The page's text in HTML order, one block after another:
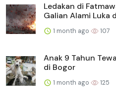
Ledakan di
Galian Alami Luka
1 month ago 107
Anak 9 Tahun
di Bogor
1 month ago 125